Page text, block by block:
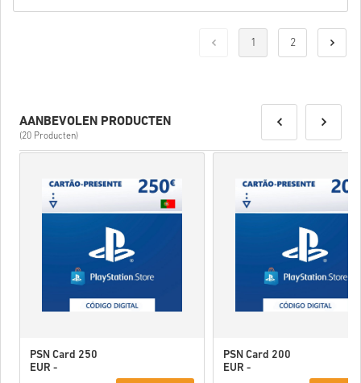
1 2
AANBEVOLEN PRODUCTEN
(20 Producten)
PSN Card 250
EUR -
PSN Card 200
EUR -